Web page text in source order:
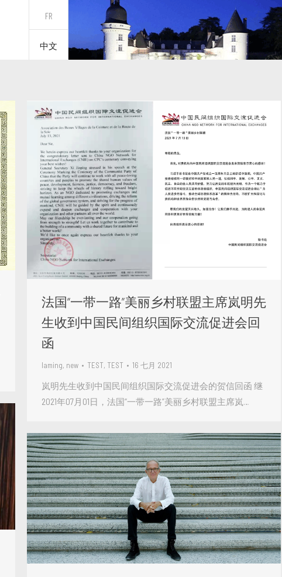
FR
中文
法国“一带一路”美丽乡村联盟主席岚明先
生收到中国民间组织国际交流促进会回
函
laming, new TEST, TEST 16 七月 2021
岚明先生收到中国民间组织国际交流促进会的贺信回函 继
2021年07月01日，法国“一带一路”美丽乡村联盟主席岚…